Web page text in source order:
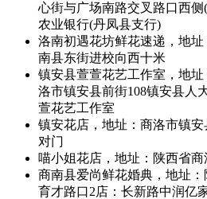
心街与广场南路交叉路口西
农业银行(丹凤县支行)
洛南初遇花坊鲜花速递，地
南县东街进校向西十米
镇安县萱萱花艺工作室，地
洛市镇安县前街108镇安县人
萱花艺工作室
镇安花店，地址：商洛市镇
对门
喵小姐花店，地址：陕西省
商南县爱尚鲜花婚典，地址
育才路口2店：长新路中润亿